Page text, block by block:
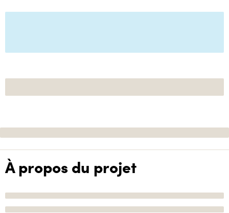
À propos du projet